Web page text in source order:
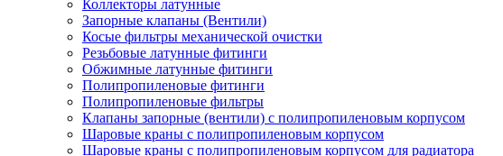
Коллекторы латунные
Запорные клапаны (Вентили)
Косые фильтры механической очистки
Резьбовые латунные фитинги
Обжимные латунные фитинги
Полипропиленовые фитинги
Полипропиленовые фильтры
Клапаны запорные (вентили) с полипропиленовым корпусом
Шаровые краны с полипропиленовым корпусом
Шаровые краны с полипропиленовым корпусом для радиатора